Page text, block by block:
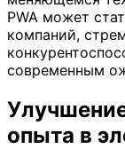
PWA может
компаний,
современным
опыта в